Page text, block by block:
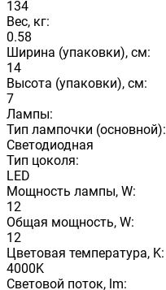
134
Вес, кг:
0.58
Ширина (упаковки), см:
14
Высота (упаковки), см:
7
Лампы:
Тип лампочки (основной):
Светодиодная
Тип цоколя:
LED
Мощность лампы, W:
12
Общая мощность, W:
12
Цветовая температура, K:
4000K
Световой поток, lm: